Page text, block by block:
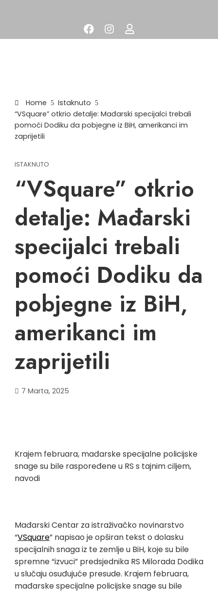
Home
Istaknuto
“VSquare” otkrio detalje: Mađarski specijalci trebali
pomoći Dodiku da pobjegne iz BiH, amerikanci im
zaprijetili
ISTAKNUTO
“VSquare” otkrio
detalje: Mađarski
specijalci trebali
pomoći Dodiku da
pobjegne iz BiH,
amerikanci im
zaprijetili
7 Marta, 2025
Krajem februara, mađarske specijalne policijske
snage su bile raspoređene u RS s tajnim ciljem,
navodi
Mađarski Centar za istraživačko novinarstvo
“VSquare” napisao je opširan tekst o dolasku
specijalnih snaga iz te zemlje u BiH, koje su bile
spremne “izvuci” predsjednika RS Milorada Dodika
u slučaju osuđujuće presude. Krajem februara,
mađarske specijalne policijske snage su bile